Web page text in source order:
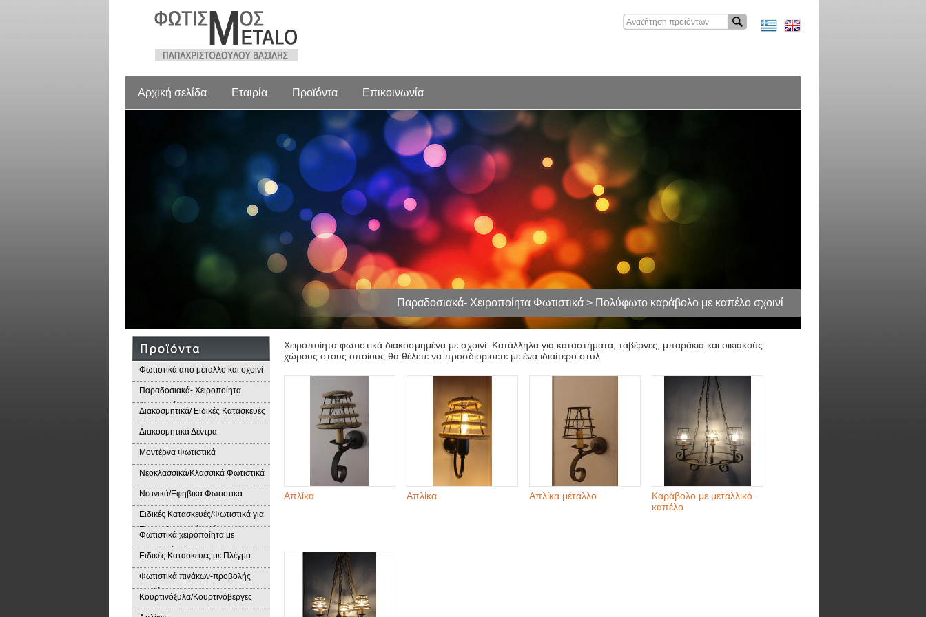
Αρχική σελίδα Εταιρία Προϊόντα Επικοινωνία
Παραδοσιακά- Χειροποίητα Φωτιστικά > Πολύφωτο καράβολο με καπέλο σχοινί
Φωτιστικά από μέταλλο και σχοινί
Παραδοσιακά- Χειροποίητα
Φωτιστικά
Διακοσμητικά/ Ειδικές Κατασκευές
Διακοσμητικά Δέντρα
Μοντέρνα Φωτιστικά
Νεοκλασσικά/Κλασσικά Φωτιστικά
Νεανικά/Εφηβικά Φωτιστικά
Ειδικές Κατασκευές/Φωτιστικά για
Επαγγελματικούς Χώρους/
Παραδοσιακά Φωτιστικά
Φωτιστικά χειροποίητα με
μεταλλικά φύλλα
Ειδικές Κατασκευές με Πλέγμα
Φωτιστικά πινάκων-προβολής
προϊόντων
Κουρτινόξυλα/Κουρτινόβεργες
Χειροποίητα φωτιστικά διακοσμημένα με σχοινί. Κατάλληλα για καταστήματα, ταβέρνες, μπαράκια και οικιακούς
χώρους στους οποίους θα θέλετε να προσδιορίσετε με ένα ιδιαίτερο στυλ
Απλίκα Απλίκα Απλίκα μέταλλο
Καράβολο με μεταλλικό
καπέλο